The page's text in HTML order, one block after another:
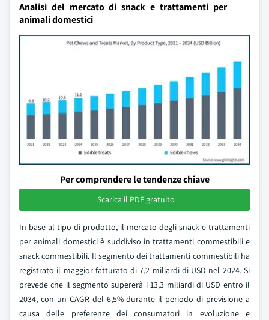
Analisi del mercato di snack e trattamenti per
animali domestici
Per comprendere le tendenze chiave
Scarica il PDF gratuito
In base al tipo di prodotto, il mercato degli snack e trattamenti
per animali domestici è suddiviso in trattamenti commestibili e
snack commestibili. Il segmento dei trattamenti commestibili ha
registrato il maggior fatturato di 7,2 miliardi di USD nel 2024. Si
prevede che il segmento supererà i 13,3 miliardi di USD entro il
2034, con un CAGR del 6,5% durante il periodo di previsione a
causa delle preferenze dei consumatori in evoluzione e